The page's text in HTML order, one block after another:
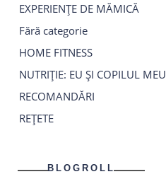
EXPERIENȚE DE MĂMICĂ
Fără categorie
HOME FITNESS
NUTRIȚIE: EU ȘI COPILUL MEU
RECOMANDĂRI
REȚETE
BLOGROLL